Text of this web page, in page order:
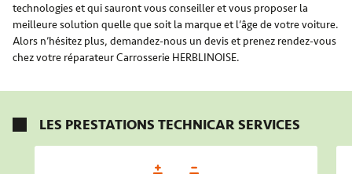
technologies et qui sauront vous conseiller et vous proposer la
meilleure solution quelle que soit la marque et l’âge de votre voiture.
Alors n’hésitez plus, demandez-nous un devis et prenez rendez-vous
chez votre réparateur Carrosserie HERBLINOISE.
LES PRESTATIONS TECHNICAR SERVICES